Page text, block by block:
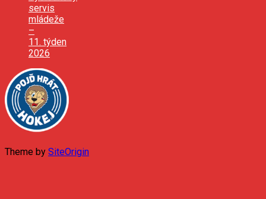
servis
mládeže
–
11. týden
2026
Theme by SiteOrigin